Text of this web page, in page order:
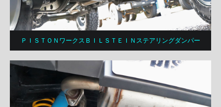
ＰＩＳＴＯＮワークスＢＩＬＳＴＥＩＮステアリングダンパー